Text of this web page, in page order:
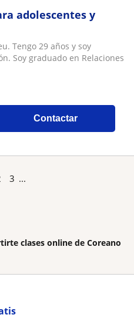
adolescentes y
Tengo 29 años y soy
Soy graduado en Relaciones
Contactar
3 ...
clases online de Coreano